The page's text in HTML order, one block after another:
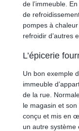
de l’immeuble.
de
pompes à
refroidir d’autres
L’épicerie
Un bon exemple
immeuble
de la rue.
le magasin et
conçu et mis en
un autre système